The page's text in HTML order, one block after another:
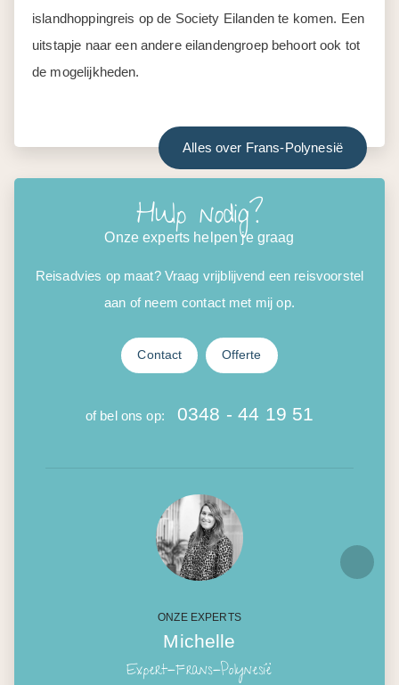
islandhoppingreis op de Society Eilanden te komen. Een
uitstapje naar een andere eilandengroep behoort ook tot
de mogelijkheden.
Alles over Frans-Polynesië
Hulp nodig?
Onze experts helpen je graag
Reisadvies op maat? Vraag vrijblijvend een reisvoorstel
aan of neem contact met mij op.
Contact Offerte
of bel ons op: 0348 - 44 19 51
ONZE EXPERTS
Michelle
Expert-Frans-Polynesië